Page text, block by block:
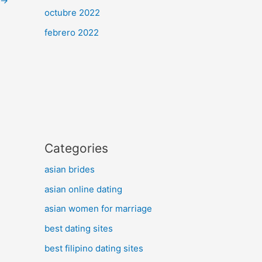
octubre 2022
febrero 2022
Categories
asian brides
asian online dating
asian women for marriage
best dating sites
best filipino dating sites